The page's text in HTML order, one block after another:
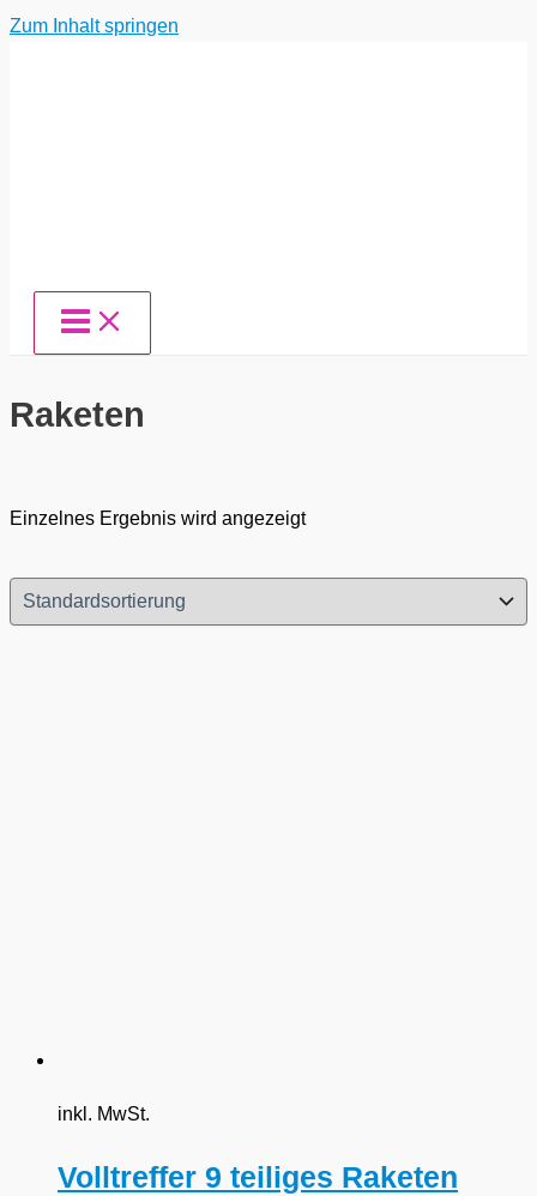
Zum Inhalt springen
Raketen
Einzelnes Ergebnis wird angezeigt
inkl. MwSt.
Volltreffer 9 teiliges Raketen